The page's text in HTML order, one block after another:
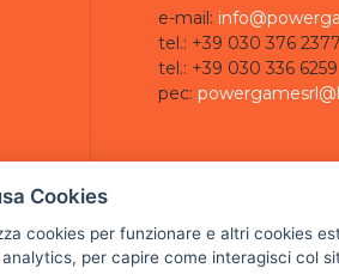
e-mail:
tel.: +39 030 376 2377
tel.: +39 030 336 6259
pec:
Cookies
cookies per funzionare e altri cookies
per capire come interagisci col